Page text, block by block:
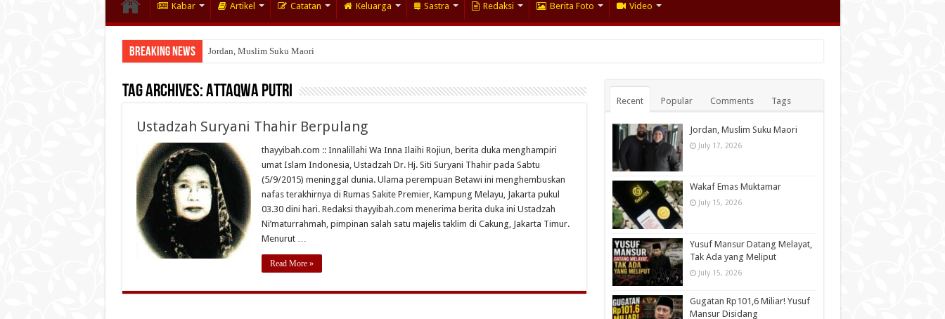
Kabar Artikel Catatan Keluarga Sastra Redaksi Berita Foto Video
Breaking News Jordan, Muslim Suku Maori
Tag Archives:Attaqwa Putri
Ustadzah Suryani Thahir Berpulang
thayyibah.com :: Innalillahi Wa Inna Ilaihi Rojiun, berita duka menghampiri
umat Islam Indonesia, Ustadzah Dr. Hj. Siti Suryani Thahir pada Sabtu
(5/9/2015) meninggal dunia. Ulama perempuan Betawi ini menghembuskan
nafas terakhirnya di Rumas Sakite Premier, Kampung Melayu, Jakarta pukul
03.30 dini hari. Redaksi thayyibah.com menerima berita duka ini Ustadzah
Ni’maturrahmah, pimpinan salah satu majelis taklim di Cakung, Jakarta Timur.
Menurut …
Read More »
Recent Popular Comments Tags
Jordan, Muslim Suku Maori
July 17, 2026
Wakaf Emas Muktamar
July 15, 2026
Yusuf Mansur Datang Melayat,
Tak Ada yang Meliput
July 15, 2026
Gugatan Rp101,6 Miliar! Yusuf
Mansur Disidang